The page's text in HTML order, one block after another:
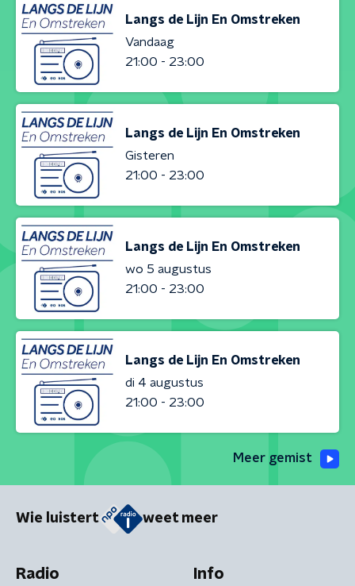
Langs de Lijn En Omstreken
Vandaag
21:00 - 23:00
Langs de Lijn En Omstreken
Gisteren
21:00 - 23:00
Langs de Lijn En Omstreken
wo 5 augustus
21:00 - 23:00
Langs de Lijn En Omstreken
di 4 augustus
21:00 - 23:00
Meer gemist
Wie luistert weet meer
Radio Info